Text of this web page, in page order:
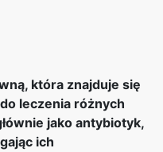
która znajduje się
leczenia różnych
jako antybiotyk,
ich